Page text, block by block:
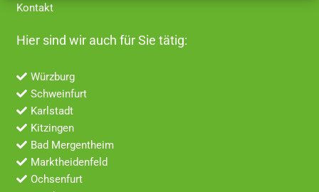
Kontakt
Hier sind wir auch für Sie tätig:
Würzburg
Schweinfurt
Karlstadt
Kitzingen
Bad Mergentheim
Marktheidenfeld
Ochsenfurt